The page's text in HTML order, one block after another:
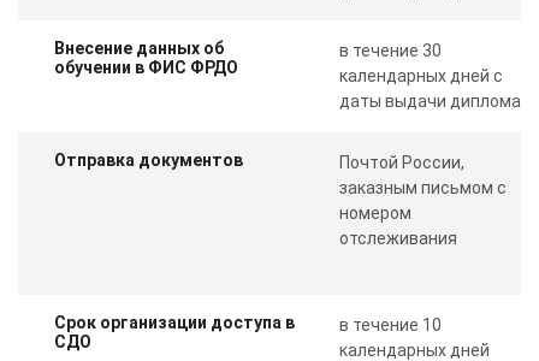
Внесение данных об
обучении в ФИС ФРДО
в течение 30
календарных дней с
даты выдачи диплома
Отправка документов
Почтой России,
заказным письмом с
номером
отслеживания
Срок организации доступа в
СДО
в течение 10
календарных дней